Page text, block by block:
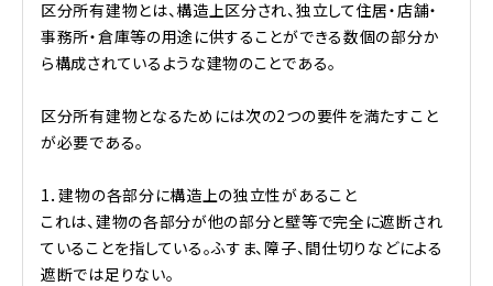
区分所有建物とは、構造上区分され、独立して住居・店舗・
事務所・倉庫等の用途に供することができる数個の部分か
ら構成されているような建物のことである。
区分所有建物となるためには次の2つの要件を満たすこと
が必要である。
1．建物の各部分に構造上の独立性があること
これは、建物の各部分が他の部分と壁等で完全に遮断され
ていることを指している。ふすま、障子、間仕切りなどによる
遮断では足りない。